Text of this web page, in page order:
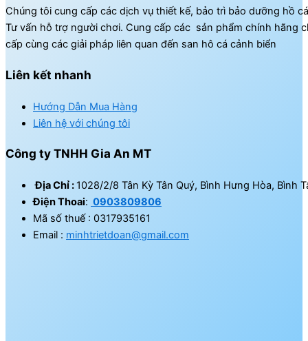
Chúng tôi cung cấp các dịch vụ thiết kế, bảo trì bảo dưỡng hồ
Tư vấn hỗ trợ người chơi. Cung cấp các sản phẩm chính hãng
cấp cùng các giải pháp liên quan đến san hô cá cảnh biển
Liên kết nhanh
Hướng Dẫn Mua Hàng
Liên hệ với chúng tôi
Công ty TNHH Gia An MT
Địa Chỉ :1028/2/8 Tân Kỳ Tân Quý, Bình Hưng Hòa, Bình
Điện Thoai: 0903809806
Mã số thuế : 0317935161
Email : minhtrietdoan@gmail.com